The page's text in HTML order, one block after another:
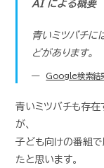
AI による概要
青いミツバチに
どがあります。
Google検索結
青いミツバチも存在
が、
子ども向けの番組
たと思います。